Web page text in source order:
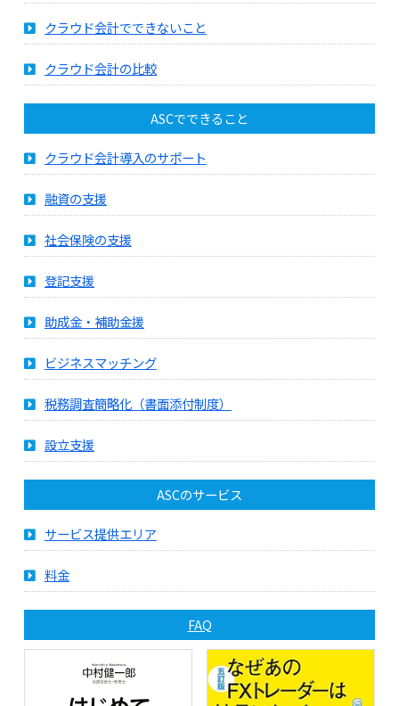
クラウド会計でできないこと
クラウド会計の比較
ASCでできること
クラウド会計導入のサポート
融資の支援
社会保険の支援
登記支援
助成金・補助金援
ビジネスマッチング
税務調査簡略化（書面添付制度）
設立支援
ASCのサービス
サービス提供エリア
料金
FAQ